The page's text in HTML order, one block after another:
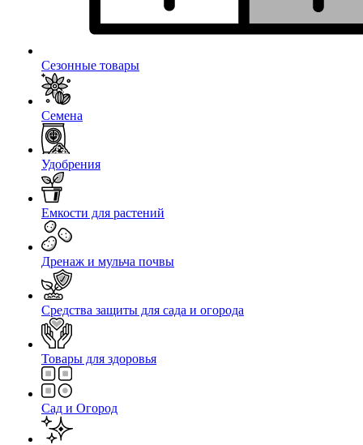
Сезонные товары
Семена
Удобрения
Емкости для растений
Дренаж и мульча почвы
Средства защиты для сада и огорода
Товары для здоровья
Сад и Огород